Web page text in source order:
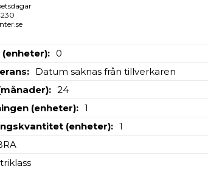
(enheter)
0
Datum saknas från tillverkaren
24
(enheter)
1
(enheter)
1